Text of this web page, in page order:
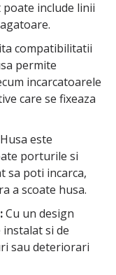
include linii
compatibilitatii
permite
incarcatoarele
care se fixeaza
Husa este
porturile si
sa poti incarca,
a scoate husa.
Cu un design
si de
sau deteriorari